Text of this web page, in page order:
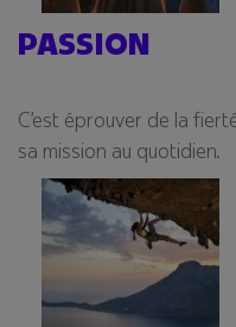
PASSION
C’est éprouver de la
sa mission au quotidien.